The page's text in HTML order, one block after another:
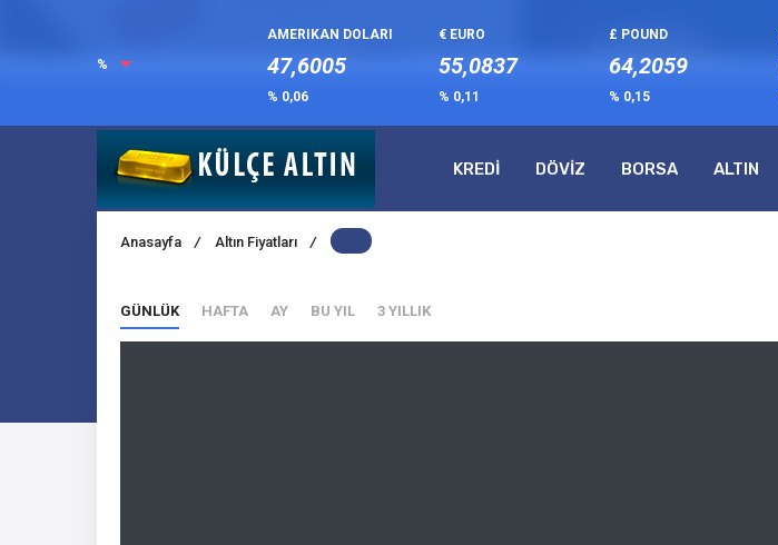
%
AMERIKAN DOLARI
47,6005
% 0,06
€ EURO
55,0837
% 0,11
£ POUND
64,2059
% 0,15
KREDİ DÖVİZ BORSA ALTIN
Anasayfa / Altın Fiyatları /
GÜNLÜK HAFTA AY BU YIL 3 YILLIK